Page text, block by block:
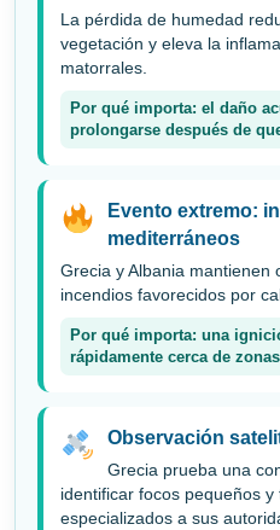
La pérdida de humedad
vegetación y eleva la
matorrales.
Por qué importa: el daño
prolongarse después de
Evento extremo:
mediterráneos
Grecia y Albania mantienen
incendios favorecidos por
Por qué importa: una
rápidamente cerca de
Observación
Grecia prueba una
identificar focos pequeños
especializados a sus